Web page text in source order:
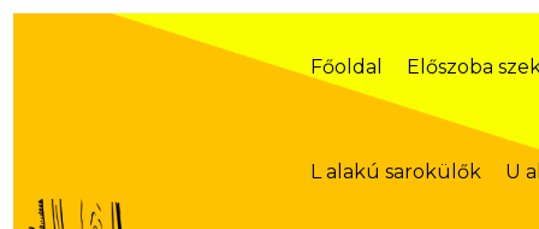
Skip
Főoldal Előszoba
L alakú sarokülők U